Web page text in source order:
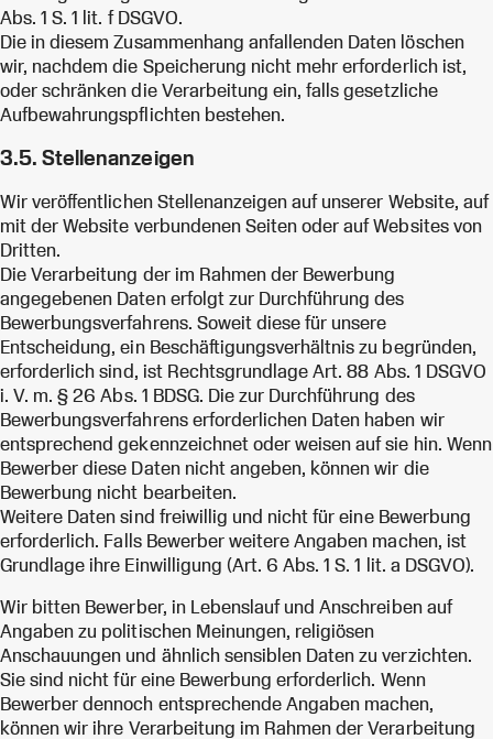
Abs. 1 S. 1 lit. f DSGVO.
Die in diesem Zusammenhang anfallenden Daten löschen
wir, nachdem die Speicherung nicht mehr erforderlich ist,
oder schränken die Verarbeitung ein, falls gesetzliche
Aufbewahrungspflichten bestehen.
3.5. Stellenanzeigen
Wir veröffentlichen Stellenanzeigen auf unserer Website, auf
mit der Website verbundenen Seiten oder auf Websites von
Dritten.
Die Verarbeitung der im Rahmen der Bewerbung
angegebenen Daten erfolgt zur Durchführung des
Bewerbungsverfahrens. Soweit diese für unsere
Entscheidung, ein Beschäftigungsverhältnis zu begründen,
erforderlich sind, ist Rechtsgrundlage Art. 88 Abs. 1 DSGVO
i. V. m. § 26 Abs. 1 BDSG. Die zur Durchführung des
Bewerbungsverfahrens erforderlichen Daten haben wir
entsprechend gekennzeichnet oder weisen auf sie hin. Wenn
Bewerber diese Daten nicht angeben, können wir die
Bewerbung nicht bearbeiten.
Weitere Daten sind freiwillig und nicht für eine Bewerbung
erforderlich. Falls Bewerber weitere Angaben machen, ist
Grundlage ihre Einwilligung (Art. 6 Abs. 1 S. 1 lit. a DSGVO).
Wir bitten Bewerber, in Lebenslauf und Anschreiben auf
Angaben zu politischen Meinungen, religiösen
Anschauungen und ähnlich sensiblen Daten zu verzichten.
Sie sind nicht für eine Bewerbung erforderlich. Wenn
Bewerber dennoch entsprechende Angaben machen,
können wir ihre Verarbeitung im Rahmen der Verarbeitung